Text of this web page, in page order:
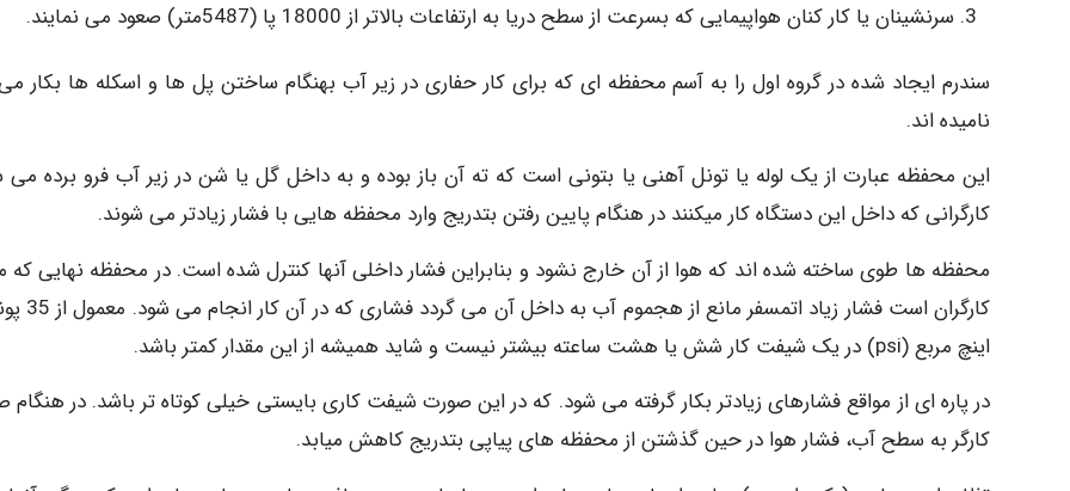
سرنشینان یا کار کنان هواپیمایی که بسرعت از سطح دریا به ارتفاعات بالاتر از 18000 پا (5487متر) صعود می نمایند.
سندرم ایجاد شده در گروه اول را به آسم محفظه ای که برای کار حفاری در زیر آب بهنگام ساختن پل ها و اسکله ها بکار
نامیده اند.
این محفظه عبارت از یک لوله یا تونل آهنی یا بتونی است که ته آن باز بوده و به داخل گل یا شن در زیر آب فرو برده می
کارگرانی که داخل این دستگاه کار میکنند در هنگام پایین رفتن بتدریج وارد محفظه هایی با فشار زیادتر می شوند.
محفظه ها طوی ساخته شده اند که هوا از آن خارج نشود و بنابراین فشار داخلی آنها کنترل شده است. در محفظه نهایی
کارگران است فشار زیاد اتمسفر
اینچ مربع (psi) در یک شیفت کار شش یا هشت ساعته بیشتر نیست و شاید همیشه از این مقدار کمتر باشد.
در پاره ای از مواقع فشارهای زیادتر بکار گرفته می شود. که در این صورت شیفت کاری بایستی خیلی کوتاه تر باشد. در هنگام
کارگر به سطح آب، فشار هوا در حین گذشتن از محفظه های پیاپی بتدریج کاهش میابد.